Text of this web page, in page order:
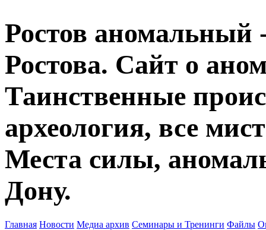
Ростов аномальный
Ростова. Сайт о
Таинственные
археология, все
Места силы,
Дону.
Главная Новости Медиа архив Семинары и Тренинги Файлы